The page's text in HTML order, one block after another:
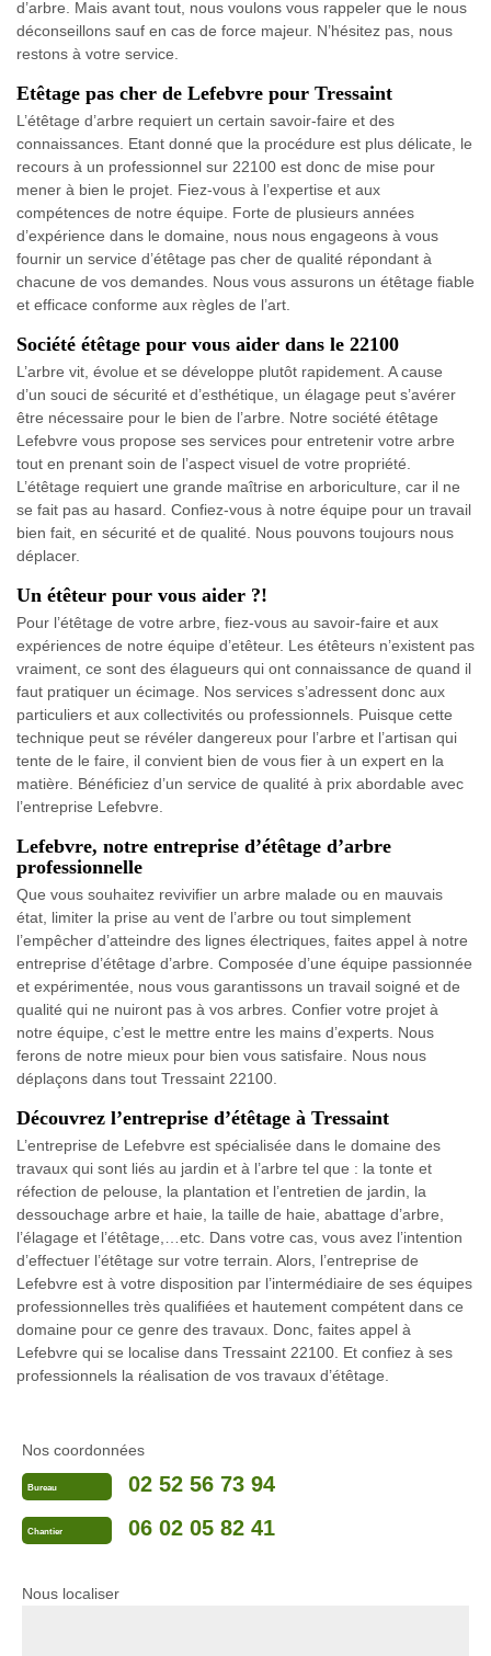
d’arbre. Mais avant tout, nous voulons vous rappeler que le nous
déconseillons sauf en cas de force majeur. N’hésitez pas, nous
restons à votre service.
Etêtage pas cher de Lefebvre pour Tressaint
L’étêtage d’arbre requiert un certain savoir-faire et des
connaissances. Etant donné que la procédure est plus délicate, le
recours à un professionnel sur 22100 est donc de mise pour
mener à bien le projet. Fiez-vous à l’expertise et aux
compétences de notre équipe. Forte de plusieurs années
d’expérience dans le domaine, nous nous engageons à vous
fournir un service d’étêtage pas cher de qualité répondant à
chacune de vos demandes. Nous vous assurons un étêtage fiable
et efficace conforme aux règles de l’art.
Société étêtage pour vous aider dans le 22100
L’arbre vit, évolue et se développe plutôt rapidement. A cause
d’un souci de sécurité et d’esthétique, un élagage peut s’avérer
être nécessaire pour le bien de l’arbre. Notre société étêtage
Lefebvre vous propose ses services pour entretenir votre arbre
tout en prenant soin de l’aspect visuel de votre propriété.
L’étêtage requiert une grande maîtrise en arboriculture, car il ne
se fait pas au hasard. Confiez-vous à notre équipe pour un travail
bien fait, en sécurité et de qualité. Nous pouvons toujours nous
déplacer.
Un étêteur pour vous aider ?!
Pour l’étêtage de votre arbre, fiez-vous au savoir-faire et aux
expériences de notre équipe d’etêteur. Les étêteurs n’existent pas
vraiment, ce sont des élagueurs qui ont connaissance de quand il
faut pratiquer un écimage. Nos services s’adressent donc aux
particuliers et aux collectivités ou professionnels. Puisque cette
technique peut se révéler dangereux pour l’arbre et l’artisan qui
tente de le faire, il convient bien de vous fier à un expert en la
matière. Bénéficiez d’un service de qualité à prix abordable avec
l’entreprise Lefebvre.
Lefebvre, notre entreprise d’étêtage d’arbre
professionnelle
Que vous souhaitez revivifier un arbre malade ou en mauvais
état, limiter la prise au vent de l’arbre ou tout simplement
l’empêcher d’atteindre des lignes électriques, faites appel à notre
entreprise d’étêtage d’arbre. Composée d’une équipe passionnée
et expérimentée, nous vous garantissons un travail soigné et de
qualité qui ne nuiront pas à vos arbres. Confier votre projet à
notre équipe, c’est le mettre entre les mains d’experts. Nous
ferons de notre mieux pour bien vous satisfaire. Nous nous
déplaçons dans tout Tressaint 22100.
Découvrez l’entreprise d’étêtage à Tressaint
L’entreprise de Lefebvre est spécialisée dans le domaine des
travaux qui sont liés au jardin et à l’arbre tel que : la tonte et
réfection de pelouse, la plantation et l’entretien de jardin, la
dessouchage arbre et haie, la taille de haie, abattage d’arbre,
l’élagage et l’étêtage,…etc. Dans votre cas, vous avez l’intention
d’effectuer l’étêtage sur votre terrain. Alors, l’entreprise de
Lefebvre est à votre disposition par l’intermédiaire de ses équipes
professionnelles très qualifiées et hautement compétent dans ce
domaine pour ce genre des travaux. Donc, faites appel à
Lefebvre qui se localise dans Tressaint 22100. Et confiez à ses
professionnels la réalisation de vos travaux d’étêtage.
Nos coordonnées
Bureau 02 52 56 73 94
Chantier 06 02 05 82 41
Nous localiser